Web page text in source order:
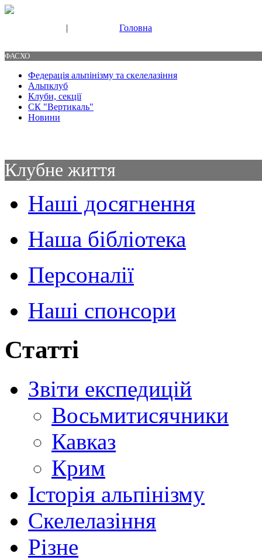
| Головна
ФАСХО
Федерація альпінізму та скелелазіння
Альпклуб
Клуби, секції
СК "Вертикаль"
Новини
Клубне життя
Наші досягнення
Наша бібліотека
Персоналії
Наші спонсори
Статті
Звіти експедицій
Восьмитисячники
Кавказ
Крим
Історія альпінізму
Скелелазіння
Різне